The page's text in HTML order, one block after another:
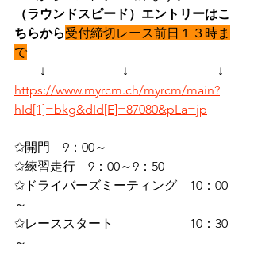
（ラウンドスピード）エントリーはこ
ちらから受付締切レース前日１３時ま
で
↓　　　　　　↓　　　　　　　↓
https://www.myrcm.ch/myrcm/main?
hId[1]=bkg&dId[E]=87080&pLa=jp
✩開門　9：00～
✩練習走行　9：00～9：50
✩ドライバーズミーティング　10：00
～
✩レーススタート　　　　　　10：30
～